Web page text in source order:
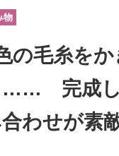
ト
企業向けIT製
物
の毛糸を
…… 完成し
わせが素